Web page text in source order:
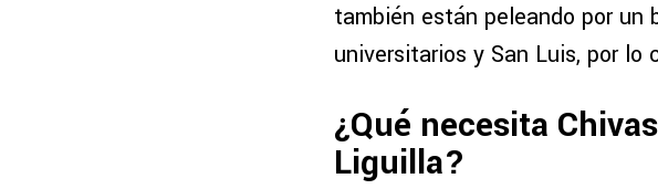
también están peleando por un
universitarios y San Luis, por
¿Qué necesita
Liguilla?